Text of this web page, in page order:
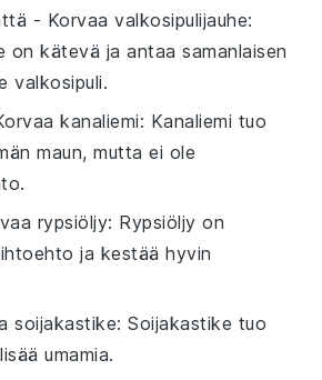
- Korvaavalkosipulijauhe:
on kätevä ja antaa samanlaisen
valkosipuli.
kanaliemi: Kanaliemi tuo
maun, mutta ei ole
rypsiöljy: Rypsiöljy on
ja kestää hyvin
soijakastike: Soijakastike tuo
umamia.